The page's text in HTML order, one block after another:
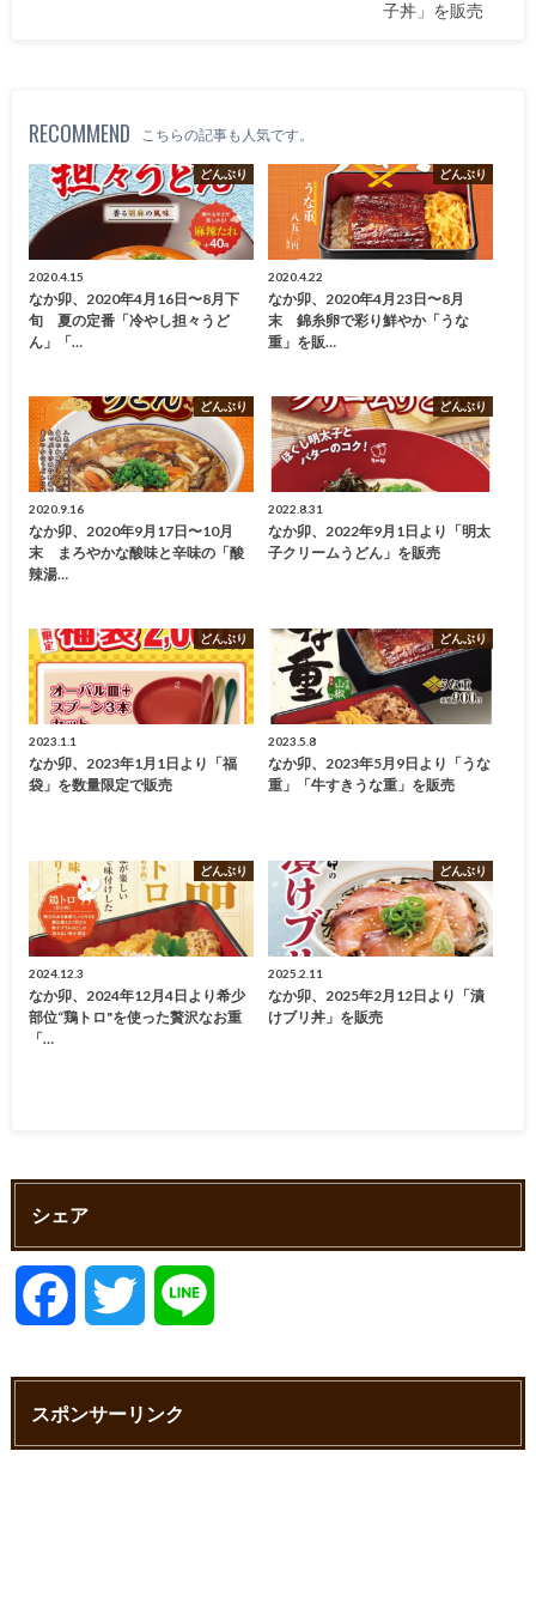
子丼」を販売
RECOMMEND こちらの記事も人気です。
どんぶり
2020.4.15
なか卯、2020年4月16日〜8月下
旬 夏の定番「冷やし担々うど
ん」「…
どんぶり
2020.4.22
なか卯、2020年4月23日〜8月
末 錦糸卵で彩り鮮やか「うな
重」を販…
どんぶり
2020.9.16
なか卯、2020年9月17日〜10月
末 まろやかな酸味と辛味の「酸
辣湯…
どんぶり
2022.8.31
なか卯、2022年9月1日より「明太
子クリームうどん」を販売
どんぶり
2023.1.1
なか卯、2023年1月1日より「福
袋」を数量限定で販売
どんぶり
2023.5.8
なか卯、2023年5月9日より「うな
重」「牛すきうな重」を販売
どんぶり
2024.12.3
なか卯、2024年12月4日より希少
部位“鶏トロ"を使った贅沢なお重
「…
どんぶり
2025.2.11
なか卯、2025年2月12日より「漬
けブリ丼」を販売
シェア
c i
スポンサーリンク